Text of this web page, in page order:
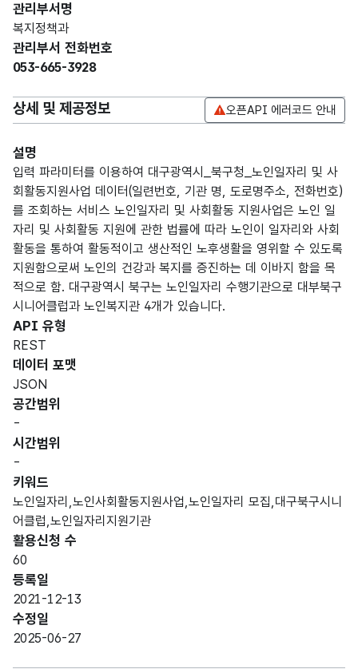
관리부서명
복지정책과
관리부서 전화번호
053-665-3928
상세 및 제공정보 오픈API 에러코드 안내
설명
입력 파라미터를 이용하여 대구광역시_북구청_노인일자리 및 사
회활동지원사업 데이터(일련번호, 기관 명, 도로명주소, 전화번호)
를 조회하는 서비스 노인일자리 및 사회활동 지원사업은 노인 일
자리 및 사회활동 지원에 관한 법률에 따라 노인이 일자리와 사회
활동을 통하여 활동적이고 생산적인 노후생활을 영위할 수 있도록
지원함으로써 노인의 건강과 복지를 증진하는 데 이바지 함을 목
적으로 함. 대구광역시 북구는 노인일자리 수행기관으로 대부북구
시니어클럽과 노인복지관 4개가 있습니다.
API 유형
REST
데이터 포맷
JSON
공간범위
-
시간범위
-
키워드
노인일자리,노인사회활동지원사업,노인일자리 모집,대구북구시니
어클럽,노인일자리지원기관
활용신청 수
60
등록일
2021-12-13
수정일
2025-06-27